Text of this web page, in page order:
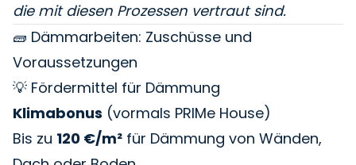
die mit diesen Prozessen vertraut sind.
🧱 Dämmarbeiten: Zuschüsse und
Voraussetzungen
💡 Fördermittel für Dämmung
Klimabonus (vormals PRIMe House)
Bis zu 120 €/m² für Dämmung von Wänden,